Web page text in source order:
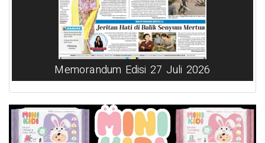
Memorandum Edisi 27 Juli 2026